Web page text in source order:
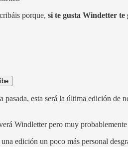
porque, si te gusta Windetter te
pasada, esta será la última edición
Windletter pero muy probablemente
edición un poco más personal